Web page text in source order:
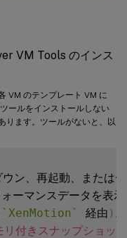
VM Tools のインス
VM のテンプレート VM に
ールをインストールしない
ります。ツールがないと、以
` XenMotion` 経由 )
付きスナップショット